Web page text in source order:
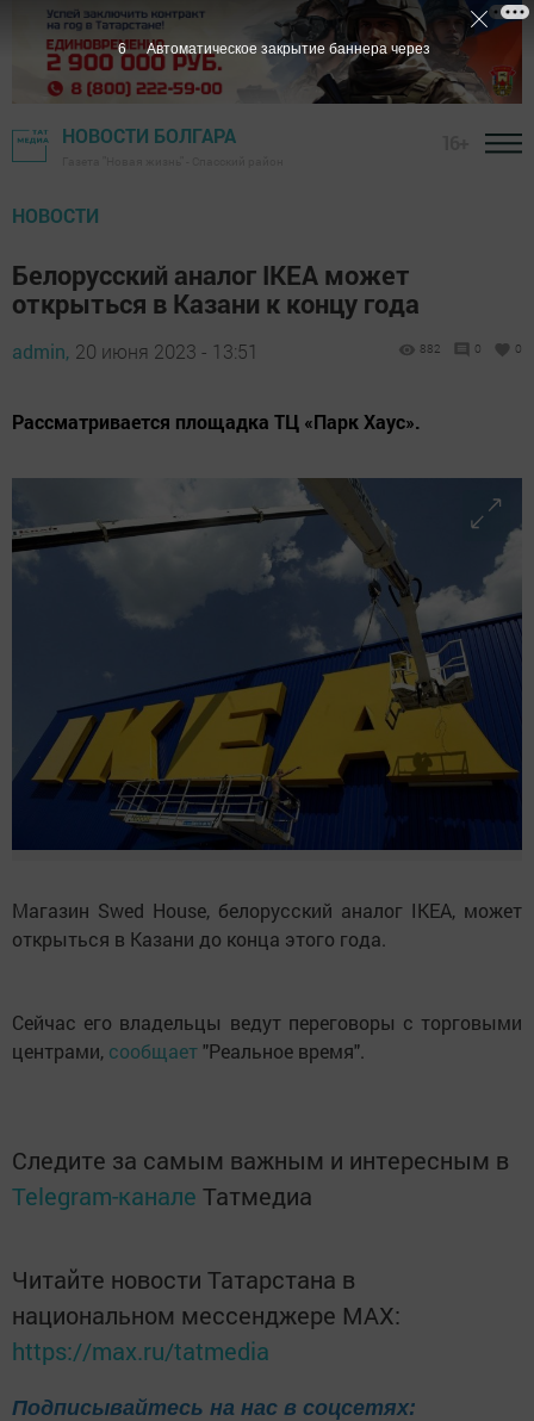
НОВОСТИ БОЛГАРА
НОВОСТИ
Белорусский аналог IKEA может
открыться в Казани к концу года
admin, 20 июня 2023 - 13:51 882 0 0
Рассматривается площадка ТЦ «Парк Хаус».
Магазин Swed House, белорусский аналог IKEA, может
открыться в Казани до конца этого года.
Сейчас его владельцы ведут переговоры с торговыми
центрами, сообщает "Реальное время".
Следите за самым важным и интересным в
Telegram-канале Татмедиа
Читайте новости Татарстана в
национальном мессенджере MАХ:
https://max.ru/tatmedia
Подписывайтесь на нас в соцсетях:
5 Автоматическое закрытие баннера через